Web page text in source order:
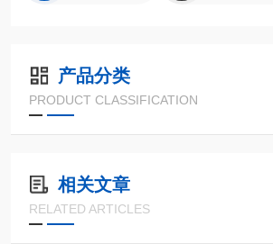
产品分类
PRODUCT CLASSIFICATION
相关文章
RELATED ARTICLES